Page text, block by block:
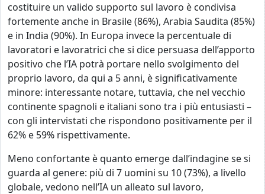
costituire un valido supporto sul lavoro è condivisa
fortemente anche in Brasile (86%), Arabia Saudita (85%)
e in India (90%). In Europa invece la percentuale di
lavoratori e lavoratrici che si dice persuasa dell’apporto
positivo che l’IA potrà portare nello svolgimento del
proprio lavoro, da qui a 5 anni, è significativamente
minore: interessante notare, tuttavia, che nel vecchio
continente spagnoli e italiani sono tra i più entusiasti –
con gli intervistati che rispondono positivamente per il
62% e 59% rispettivamente.
Meno confortante è quanto emerge dall’indagine se si
guarda al genere: più di 7 uomini su 10 (73%), a livello
globale, vedono nell’IA un alleato sul lavoro,